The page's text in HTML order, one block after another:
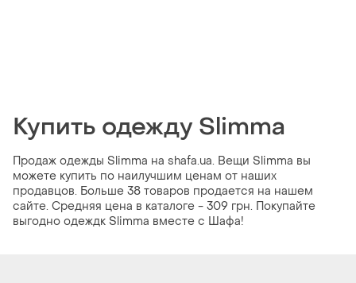
Купить одежду Slimma
Продаж одежды Slimma на shafa.ua. Вещи Slimma вы
можете купить по наилучшим ценам от наших
продавцов. Больше 38 товаров продается на нашем
сайте. Средняя цена в каталоге - 309 грн. Покупайте
выгодно одеждк Slimma вместе с Шафа!